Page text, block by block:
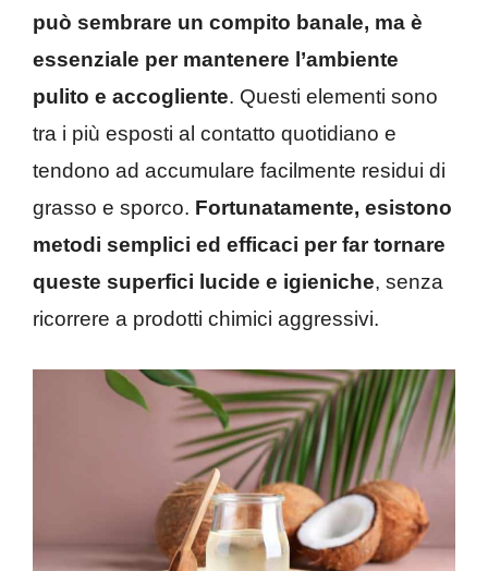
può sembrare un compito banale, ma è
essenziale per mantenere l’ambiente
pulito e accogliente. Questi elementi sono
tra i più esposti al contatto quotidiano e
tendono ad accumulare facilmente residui di
grasso e sporco. Fortunatamente, esistono
metodi semplici ed efficaci per far tornare
queste superfici lucide e igieniche, senza
ricorrere a prodotti chimici aggressivi.